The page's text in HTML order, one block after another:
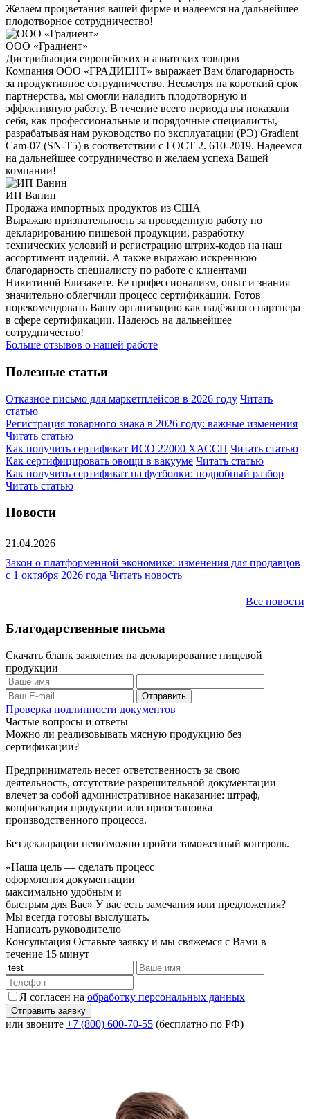
Желаем процветания вашей фирме и надеемся на дальнейшее
плодотворное сотрудничество!
ООО «Градиент»
Дистрибьюция европейских и азиатских товаров
Компания ООО «ГРАДИЕНТ» выражает Вам благодарность
за продуктивное сотрудничество. Несмотря на короткий срок
партнерства, мы смогли наладить плодотворную и
эффективную работу. В течение всего периода вы показали
себя, как профессиональные и порядочные специалисты,
разрабатывая нам руководство по эксплуатации (РЭ) Gradient
Cam-07 (SN-T5) в соответствии с ГОСТ 2. 610-2019. Надеемся
на дальнейшее сотрудничество и желаем успеха Вашей
компании!
ИП Ванин
Продажа импортных продуктов из США
Выражаю признательность за проведенную работу по
декларированию пищевой продукции, разработку
технических условий и регистрацию штрих-кодов на наш
ассортимент изделий. А также выражаю искреннюю
благодарность специалисту по работе с клиентами
Никитиной Елизавете. Ее профессионализм, опыт и знания
значительно облегчили процесс сертификации. Готов
порекомендовать Вашу организацию как надёжного партнера
в сфере сертификации. Надеюсь на дальнейшее
сотрудничество!
Больше отзывов о нашей работе
Полезные статьи
Отказное письмо для маркетплейсов в 2026 году Читать
статью
Регистрация товарного знака в 2026 году: важные изменения
Читать статью
Как получить сертификат ИСО 22000 ХАССП Читать статью
Как сертифицировать овощи в вакууме Читать статью
Как получить сертификат на футболки: подробный разбор
Читать статью
Новости
21.04.2026
Закон о платформенной экономике: изменения для продавцов
с 1 октября 2026 года Читать новость
Все новости
Благодарственные письма
Скачать бланк заявления на декларирование пищевой
продукции
Проверка подлинности документов
Частые вопросы и ответы
Можно ли реализовывать мясную продукцию без
сертификации?
Предприниматель несет ответственность за свою
деятельность, отсутствие разрешительной документации
влечет за собой административное наказание: штраф,
конфискация продукции или приостановка
производственного процесса.
Без декларации невозможно пройти таможенный контроль.
«Наша цель — сделать процесс
оформления документации
максимально удобным и
быстрым для Вас» У вас есть замечания или предложения?
Мы всегда готовы выслушать.
Написать руководителю
Консультация Оставьте заявку и мы свяжемся с Вами в
течение 15 минут
Я согласен на обработку персональных данных
или звоните +7 (800) 600-70-55 (бесплатно по РФ)